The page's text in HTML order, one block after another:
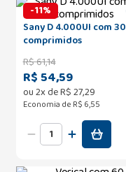
-11%
Sany D 4.000UI com 30
comprimidos
R$61,14
R$ 54,59
ou2x deR$27,29
Economia de R$ 6,55